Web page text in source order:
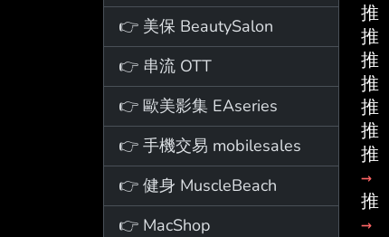
👉 美保 BeautySalon
👉 串流 OTT
👉 歐美影集 EAseries
👉 手機交易 mobilesales
👉 健身 MuscleBeach
👉 MacShop
推
推
推
推
推
推
推
→
推
→